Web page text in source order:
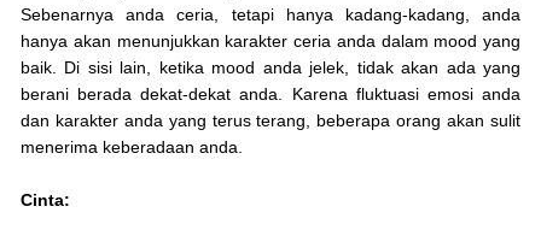
Sebenarnya anda ceria, tetapi hanya kadang-kadang, anda
hanya akan menunjukkan karakter ceria anda dalam mood yang
baik. Di sisi lain, ketika mood anda jelek, tidak akan ada yang
berani berada dekat-dekat anda. Karena fluktuasi emosi anda
dan karakter anda yang terus terang, beberapa orang akan sulit
menerima keberadaan anda.
Cinta: